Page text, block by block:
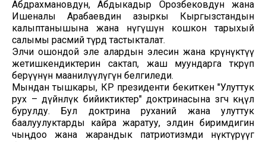
Абдрахмановдун, Абдыкадыр Орозбековдун жана
Ишеналы Арабаевдин азыркы Кыргызстандын
калыптанышына жана өнүгүшүнө кошкон тарыхый
салымы расмий түрдө тастыкталат.
Элчи ошондой эле алардын элесин жана көрүнүктүү
жетишкендиктерин сактап, жаш муундарга өткөрүп
берүүнүн маанилүүлүгүн белгиледи.
Мындан тышкары, КР президенти бекиткен "Улуттук
рух – дүйнөлүк бийиктиктер" доктринасына өзгөчө көңүл
бурулду. Бул доктрина руханий жана улуттук
баалуулуктарды кайра жаратуу, элдин биримдигин
чыңдоо жана жарандык патриотизмди өнүктүрүүгө